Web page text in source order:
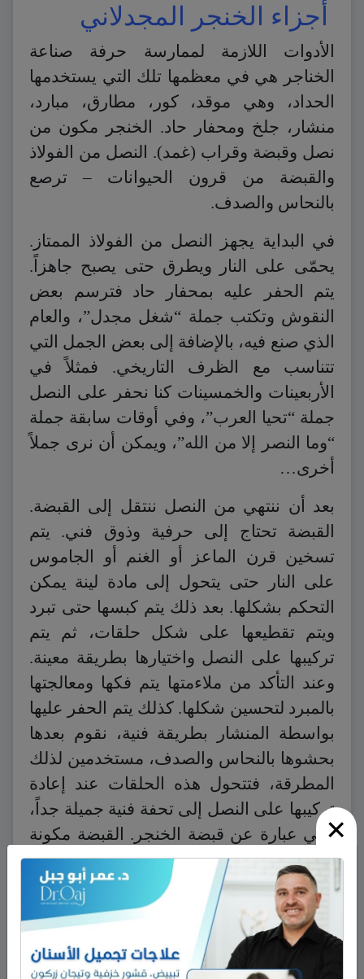
×
أجزاء الخنجر المجدلاني
الأدوات اللازمة لممارسة حرفة صناعة
الخناجر هي في معظمها تلك التي يستخدمها
الحداد، وهي موقد، كور، مطارق، مبارد،
منشار، جلخ ومحفار حاد. الخنجر مكون من
نصل وقبضة وقراب (غمد). النصل من الفولاذ
والقبضة من قرون الحيوانات – ترصع
بالنحاس والصدف.
في البداية يجهز النصل من الفولاذ الممتاز.
يحمّى على النار ويطرق حتى يصبح جاهزاً.
يتم الحفر عليه بمحفار حاد فترسم بعض
النقوش وتكتب جملة “شغل مجدل”، والعام
الذي صنع فيه، بالإضافة إلى بعض الجمل التي
تتناسب مع الظرف التاريخي. فمثلاً في
الأربعينات والخمسينات كنا نحفر على النصل
جملة “تحيا العرب”، وفي أوقات سابقة جملة
“وما النصر إلا من الله”، ويمكن أن نرى جملاً
أخرى…
بعد أن ننتهي من النصل ننتقل إلى القبضة.
القبضة تحتاج إلى حرفية وذوق فني. يتم
تسخين قرن الماعز أو الغنم أو الجاموس
على النار حتى يتحول إلى مادة لينة يمكن
التحكم بشكلها. بعد ذلك يتم كبسها حتى تبرد
ويتم تقطيعها على شكل حلقات، ثم يتم
تركيبها على النصل واختيارها بطريقة معينة.
وعند التأكد من ملاءمتها يتم فكها ومعالجتها
بالمبرد لتحسين شكلها. كذلك يتم الحفر عليها
بواسطة المنشار بطريقة فنية، نقوم بعدها
بحشوها بالنحاس والصدف، مستخدمين لذلك
المطرقة، فتتحول هذه الحلقات عند إعادة
تركيبها على النصل إلى تحفة فنية جميلة جداً،
وهي عبارة عن قبضة الخنجر. القبضة مكونة
من أربعة أجزاء وهي: شـَمْسة سفلى، جسم
القبضة، الجوزة، شـَمْسة عليا.
بعد ذلك يصنع قراب الخنجر (الغمد) من
الخشب المغلف بالنحاس، ويتم الرسم على
النحاس بطريقة فنية جميلة أيضاً. يحتاج